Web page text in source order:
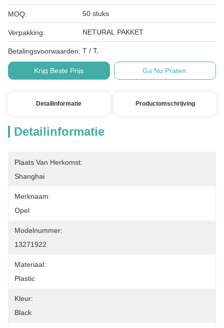
MOQ: 50 stuks
Verpakking: NETURAL PAKKET
Betalingsvoorwaarden: T / T,
Krijg Beste Prijs Ga Nu Praten.
Detailinformatie Productomschrijving
Detailinformatie
Plaats Van Herkomst:
Shanghai
Merknaam:
Opel
Modelnummer:
13271922
Materiaal:
Plastic
Kleur:
Black